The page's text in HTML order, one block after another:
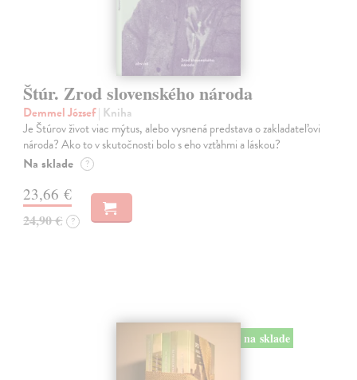
Štúr. Zrod slovenského národa
Demmel József| Kniha
Je Štúrov život viac mýtus, alebo vysnená predstava o zakladateľovi
národa? Ako to v skutočnosti bolo s eho vzťahmi a láskou?
Na sklade ?
23,66 €
24,90 € ?
na sklade